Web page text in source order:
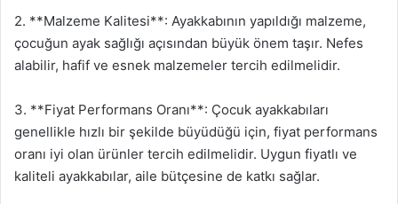
2. **Malzeme Kalitesi**: Ayakkabının yapıldığı malzeme,
çocuğun ayak sağlığı açısından büyük önem taşır. Nefes
alabilir, hafif ve esnek malzemeler tercih edilmelidir.
3. **Fiyat Performans Oranı**: Çocuk ayakkabıları
genellikle hızlı bir şekilde büyüdüğü için, fiyat performans
oranı iyi olan ürünler tercih edilmelidir. Uygun fiyatlı ve
kaliteli ayakkabılar, aile bütçesine de katkı sağlar.